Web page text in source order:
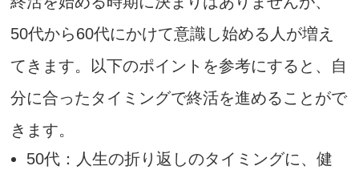
50代から60代にかけて意識し始める人が増え
てきます。以下のポイントを参考にすると、自
分に合ったタイミングで終活を進めることがで
きます。
50代：人生の折り返しのタイミングに、健